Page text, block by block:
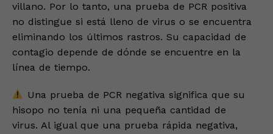
villano. Por lo tanto, una prueba de PCR positiva
no distingue si está lleno de virus o se encuentra
eliminando los últimos rastros. Su capacidad de
contagio depende de dónde se encuentre en la
línea de tiempo.
Una prueba de PCR negativa significa que su
hisopo no tenía ni una pequeña cantidad de
virus. Al igual que una prueba rápida negativa,